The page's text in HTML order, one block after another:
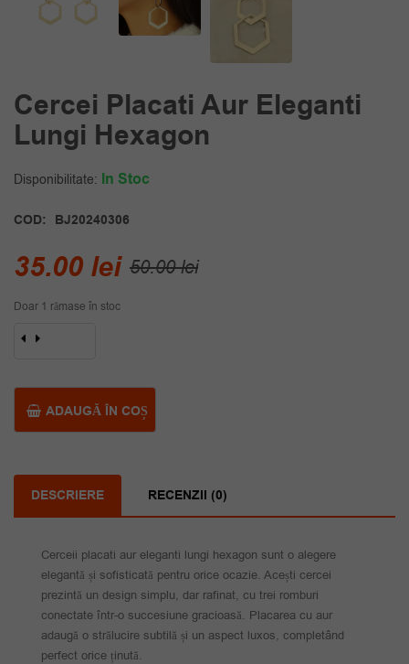
Cercei Placati Aur Eleganti
Lungi Hexagon
Disponibilitate: In Stoc
COD: BJ20240306
50.00leiPrețul
35.00 lei
Prețul
Doar 1 rămase în stoc
Cantitate
Cercei
lungi
hexagon
ADAUGĂ ÎN COȘ
DESCRIERE RECENZII (0)
Cerceii placati aur eleganti lungi hexagon sunt o alegere
elegantă și sofisticată pentru orice ocazie. Acești cercei
prezintă un design simplu, dar rafinat, cu trei romburi
conectate într-o succesiune gracioasă. Placarea cu aur
adaugă o strălucire subtilă și un aspect luxos, completând
perfect orice ținută.